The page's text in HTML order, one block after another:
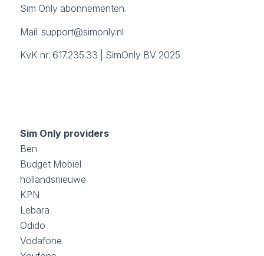
Sim Only abonnementen.
Mail: support@simonly.nl
KvK nr: 617.235.33 | SimOnly BV 2025
Sim Only providers
Ben
Budget Mobiel
hollandsnieuwe
KPN
Lebara
Odido
Vodafone